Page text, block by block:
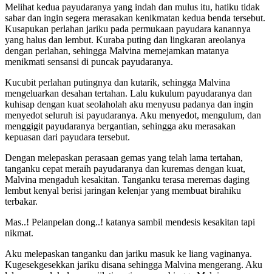
Melihat kedua payudaranya yang indah dan mulus itu, hatiku tidak
sabar dan ingin segera merasakan kenikmatan kedua benda tersebut.
Kusapukan perlahan jariku pada permukaan payudara kanannya
yang halus dan lembut. Kuraba puting dan lingkaran areolanya
dengan perlahan, sehingga Malvina memejamkan matanya
menikmati sensansi di puncak payudaranya.
Kucubit perlahan putingnya dan kutarik, sehingga Malvina
mengeluarkan desahan tertahan. Lalu kukulum payudaranya dan
kuhisap dengan kuat seolaholah aku menyusu padanya dan ingin
menyedot seluruh isi payudaranya. Aku menyedot, mengulum, dan
menggigit payudaranya bergantian, sehingga aku merasakan
kepuasan dari payudara tersebut.
Dengan melepaskan perasaan gemas yang telah lama tertahan,
tanganku cepat meraih payudaranya dan kuremas dengan kuat,
Malvina mengaduh kesakitan. Tanganku terasa meremas daging
lembut kenyal berisi jaringan kelenjar yang membuat birahiku
terbakar.
Mas..! Pelanpelan dong..! katanya sambil mendesis kesakitan tapi
nikmat.
Aku melepaskan tanganku dan jariku masuk ke liang vaginanya.
Kugesekgesekkan jariku disana sehingga Malvina mengerang. Aku